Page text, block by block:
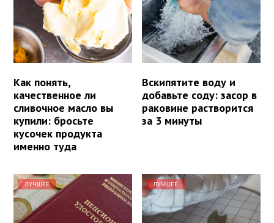
Как понять,
качественное ли
сливочное масло вы
купили: бросьте
кусочек продукта
именно туда
Вскипятите воду и
добавьте соду: засор в
раковине растворится
за 3 минуты
ЛУЧШЕЕ ЛУЧШЕЕ